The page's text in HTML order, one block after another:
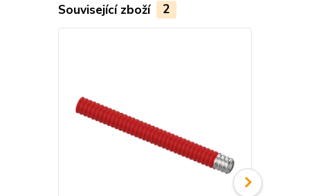
Související zboží 2